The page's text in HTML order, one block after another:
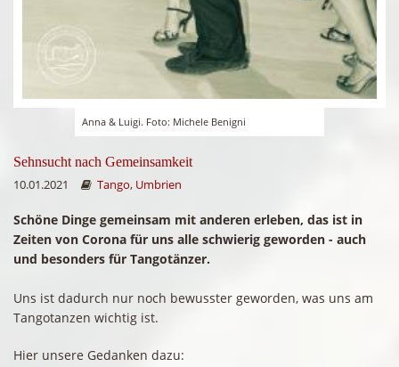
Anna & Luigi. Foto: Michele Benigni
Sehnsucht nach Gemeinsamkeit
10.01.2021
Tango, Umbrien
Schöne Dinge gemeinsam mit anderen erleben, das ist in
Zeiten von Corona für uns alle schwierig geworden - auch
und besonders für Tangotänzer.
Uns ist dadurch nur noch bewusster geworden, was uns am
Tangotanzen wichtig ist.
Hier unsere Gedanken dazu: